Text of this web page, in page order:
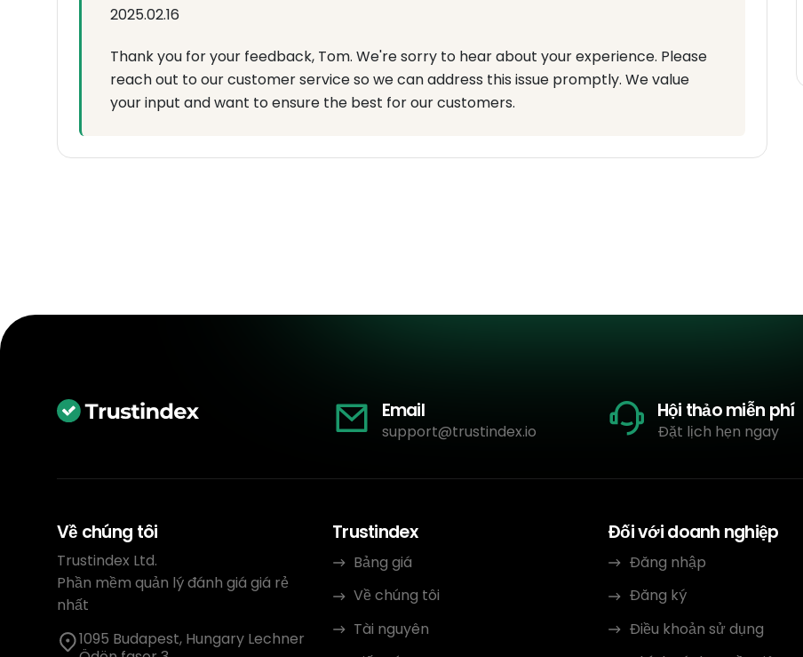
2025.02.16
Thank you for your feedback, Tom. We're sorry to hear about your experience. Please
reach out to our customer service so we can address this issue promptly. We value
your input and want to ensure the best for our customers.
Email
support@trustindex.io
Hội thảo miễn phí
Đặt lịch hẹn ngay
Về chúng tôi
Trustindex Ltd.
Phần mềm quản lý đánh giá giá rẻ
nhất
1095 Budapest, Hungary Lechner
Trustindex
Bảng giá
Về chúng tôi
Tài nguyên
Đối với doanh nghiệp
Đăng nhập
Đăng ký
Điều khoản sử dụng